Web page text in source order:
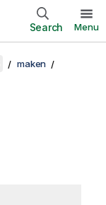
Search Menu
maken